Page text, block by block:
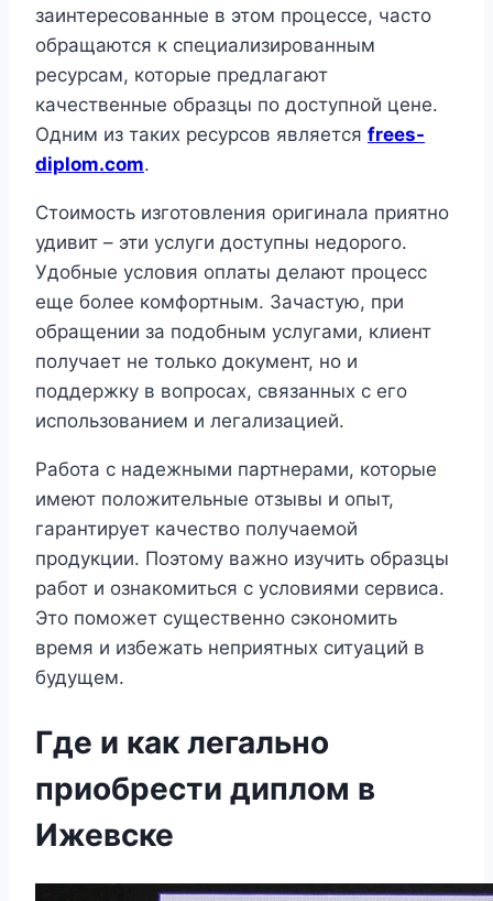
заинтересованные в этом процессе, часто
обращаются к специализированным
ресурсам, которые предлагают
качественные образцы по доступной цене.
Одним из таких ресурсов является frees-
diplom.com.
Стоимость изготовления оригинала приятно
удивит – эти услуги доступны недорого.
Удобные условия оплаты делают процесс
еще более комфортным. Зачастую, при
обращении за подобным услугами, клиент
получает не только документ, но и
поддержку в вопросах, связанных с его
использованием и легализацией.
Работа с надежными партнерами, которые
имеют положительные отзывы и опыт,
гарантирует качество получаемой
продукции. Поэтому важно изучить образцы
работ и ознакомиться с условиями сервиса.
Это поможет существенно сэкономить
время и избежать неприятных ситуаций в
будущем.
Где и как легально
приобрести диплом в
Ижевске